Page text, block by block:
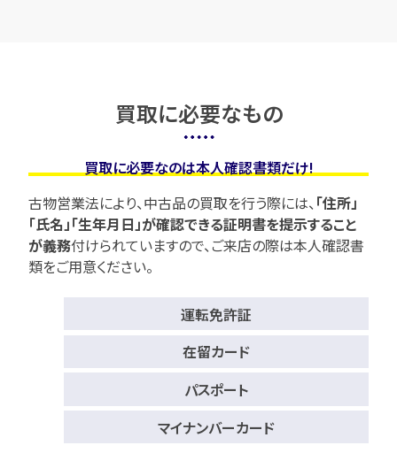
買取に必要なもの
買取に必要なのは本人確認書類だけ!
古物営業法により、中古品の買取を行う際には、 「住所」
「氏名」「生年月日」が確認できる証明書を提示すること
が義務付けられていますので、 ご来店の際は本人確認書
類をご用意ください。
運転免許証
在留カード
パスポート
マイナンバーカード